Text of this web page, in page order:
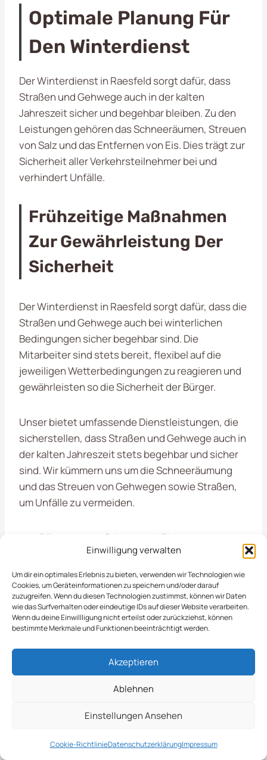
Einwilligung verwalten
Um dir ein optimales Erlebnis zu bieten, verwenden wir Technologien wie
Cookies, um Geräteinformationen zu speichern und/oder darauf
zuzugreifen. Wenn du diesen Technologien zustimmst, können wir Daten
wie das Surfverhalten oder eindeutige IDs auf dieser Website verarbeiten.
Wenn du deine Einwillligung nicht erteilst oder zurückziehst, können
bestimmte Merkmale und Funktionen beeinträchtigt werden.
Akzeptieren
Ablehnen
Einstellungen Ansehen
Cookie-RichtlinieDatenschutzerklärungImpressum
Optimale Planung Für
Den Winterdienst
Der Winterdienst in Raesfeld sorgt dafür, dass
Straßen und Gehwege auch in der kalten
Jahreszeit sicher und begehbar bleiben. Zu den
Leistungen gehören das Schneeräumen, Streuen
von Salz und das Entfernen von Eis. Dies trägt zur
Sicherheit aller Verkehrsteilnehmer bei und
verhindert Unfälle.
Frühzeitige Maßnahmen
Zur Gewährleistung Der
Sicherheit
Der Winterdienst in Raesfeld sorgt dafür, dass die
Straßen und Gehwege auch bei winterlichen
Bedingungen sicher begehbar sind. Die
Mitarbeiter sind stets bereit, flexibel auf die
jeweiligen Wetterbedingungen zu reagieren und
gewährleisten so die Sicherheit der Bürger.
Unser bietet umfassende Dienstleistungen, die
sicherstellen, dass Straßen und Gehwege auch in
der kalten Jahreszeit stets begehbar und sicher
sind. Wir kümmern uns um die Schneeräumung
und das Streuen von Gehwegen sowie Straßen,
um Unfälle zu vermeiden.
Räumung von Schnee und Eis
Streuung von Salz und Sand
Präventive Maßnahmen zur
Glättevermeidung
Vertrauen Sie auf unsere Erfahrung und unser
Engagement, um auch in der kalten Jahreszeit für
sichere Wege und Plätze inRaesfeldzu sorgen.
Ablauf, Termine &
Reaktionszeiten